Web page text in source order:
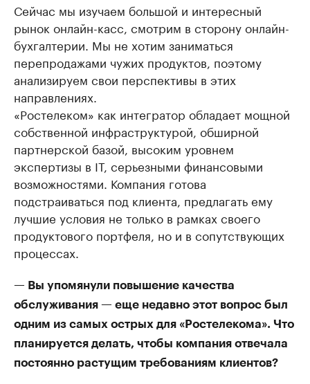
Сейчас мы изучаем большой и интересный
рынок онлайн-касс, смотрим в сторону онлайн-
бухгалтерии. Мы не хотим заниматься
перепродажами чужих продуктов, поэтому
анализируем свои перспективы в этих
направлениях.
«Ростелеком» как интегратор обладает мощной
собственной инфраструктурой, обширной
партнерской базой, высоким уровнем
экспертизы в IT, серьезными финансовыми
возможностями. Компания готова
подстраиваться под клиента, предлагать ему
лучшие условия не только в рамках своего
продуктового портфеля, но и в сопутствующих
процессах.
— Вы упомянули повышение качества
обслуживания — еще недавно этот вопрос был
одним из самых острых для «Ростелекома». Что
планируется делать, чтобы компания отвечала
постоянно растущим требованиям клиентов?